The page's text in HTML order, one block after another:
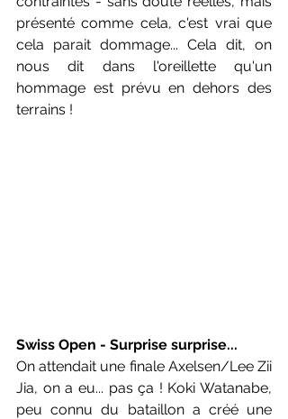
présenté comme cela, c'est vrai que
cela parait dommage... Cela dit, on
nous dit dans l'oreillette qu'un
hommage est prévu en dehors des
terrains !
Swiss Open - Surprise surprise...
On attendait une finale Axelsen/Lee Zii
Jia, on a eu... pas ça ! Koki Watanabe,
peu connu du bataillon a créé une